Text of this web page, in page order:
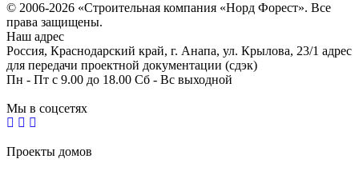
© 2006-2026 «Строительная компания «Норд Форест». Все
права защищены.
Наш адрес
Россия, Краснодарский край, г. Анапа, ул. Крылова, 23/1 адрес
для передачи проектной документации (сдэк)
Пн - Пт с 9.00 до 18.00 Сб - Вс выходной
Мы в соцсетях
Проекты домов